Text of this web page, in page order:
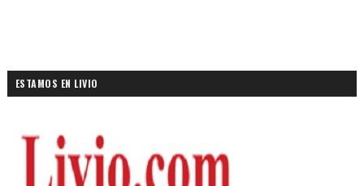
ESTAMOS EN LIVIO